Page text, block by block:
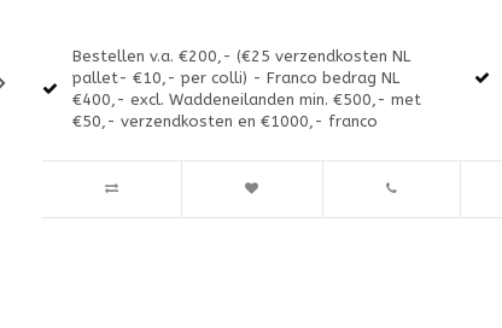
Bestellen v.a. €200,- (€25 verzendkosten NL
pallet- €10,- per colli) - Franco bedrag NL
€400,- excl. Waddeneilanden min. €500,- met
€50,- verzendkosten en €1000,- franco